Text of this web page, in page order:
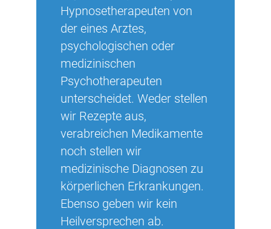
Hypnosetherapeuten von
der eines Arztes,
psychologischen oder
medizinischen
Psychotherapeuten
unterscheidet. Weder stellen
wir Rezepte aus,
verabreichen Medikamente
noch stellen wir
medizinische Diagnosen zu
körperlichen Erkrankungen.
Ebenso geben wir kein
Heilversprechen ab.